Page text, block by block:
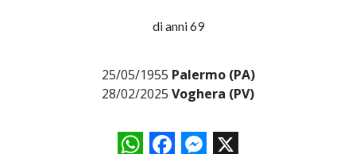
di anni 69
25/05/1955 Palermo (PA)
28/02/2025 Voghera (PV)
WhatsAppFacebookMessenger
X